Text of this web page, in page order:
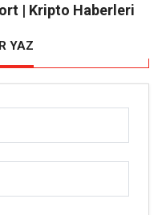
| Kripto Haberleri
YAZ